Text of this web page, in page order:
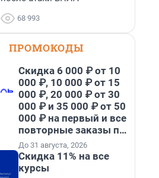
68 993
ПРОМОКОДЫ
Скидка 6 000 ₽ от 10
000 ₽, 10 000 ₽ от 15
000 ₽, 20 000 ₽ от 30
000 ₽ и 35 000 ₽ от 50
000 ₽ на первый и все
повторные заказы по
промокоду НАБЕРИ
До 31 августа, 2026
Скидка 11% на все
курсы